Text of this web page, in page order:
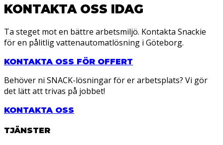
KONTAKTA OSS IDAG
Ta steget mot en bättre arbetsmiljö. Kontakta Snackie
för en pålitlig vattenautomatlösning i Göteborg.
KONTAKTA OSS FÖR OFFERT
Behöver ni SNACK-lösningar för er arbetsplats? Vi gör
det lätt att trivas på jobbet!
KONTAKTA OSS
TJÄNSTER